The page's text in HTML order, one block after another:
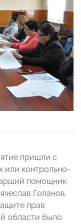
пришли с
или контрольно-
помощник
Голанов.
прав
области было